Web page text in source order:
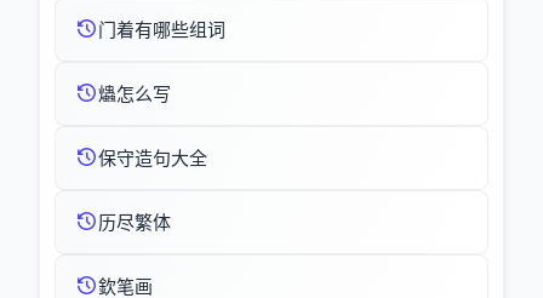
门着有哪些组词
爞怎么写
保守造句大全
历尽繁体
欽笔画